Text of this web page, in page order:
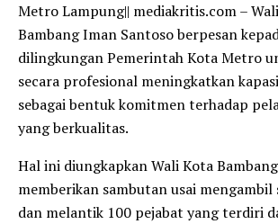
Metro Lampung|| mediakritis.com –
Bambang Iman Santoso berpesan
dilingkungan Pemerintah Kota Metro
secara profesional meningkatkan
sebagai bentuk komitmen terhadap
yang berkualitas.
Hal ini diungkapkan Wali Kota
memberikan sambutan usai
dan melantik 100 pejabat yang terdiri